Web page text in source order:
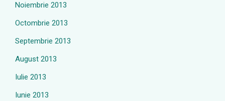
Noiembrie 2013
Octombrie 2013
Septembrie 2013
August 2013
Iulie 2013
Iunie 2013